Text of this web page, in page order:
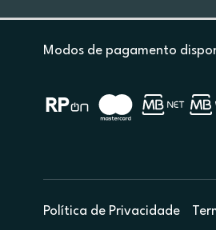
Modos de pagamento
Política de Privacidade